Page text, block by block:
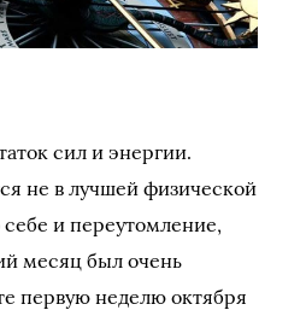
сил и энергии.
не в лучшей физической
и переутомление,
месяц был очень
первую неделю октября